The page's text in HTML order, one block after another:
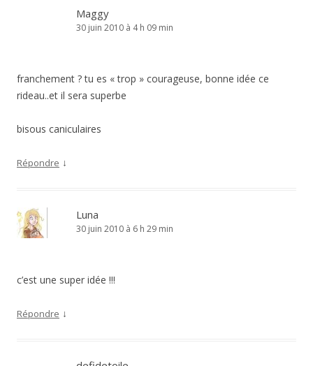
Maggy
30 juin 2010 à 4 h 09 min
franchement ? tu es « trop » courageuse, bonne idée ce
rideau..et il sera superbe
bisous caniculaires
Répondre ↓
Luna
30 juin 2010 à 6 h 29 min
c’est une super idée !!!
Répondre ↓